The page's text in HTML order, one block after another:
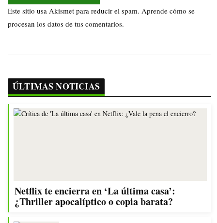
Este sitio usa Akismet para reducir el spam. Aprende cómo se
procesan los datos de tus comentarios.
ÚLTIMAS NOTICIAS
Netflix te encierra en ‘La última casa’:
¿Thriller apocalíptico o copia barata?